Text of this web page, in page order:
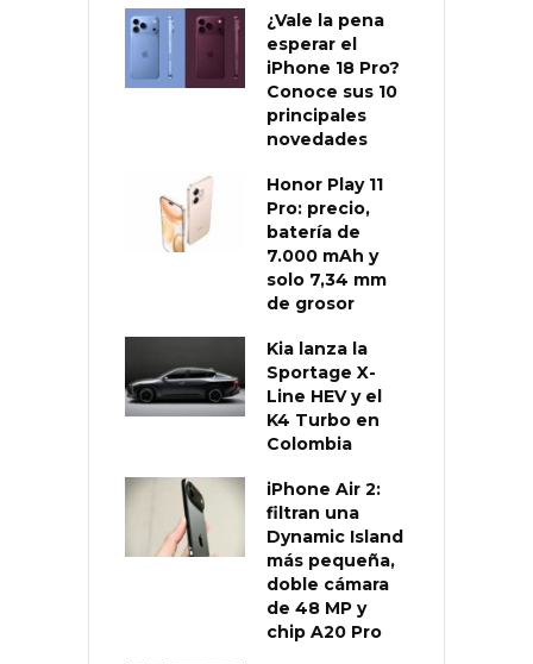
¿Vale la pena
esperar el
iPhone 18 Pro?
Conoce sus 10
principales
novedades
Honor Play 11
Pro: precio,
batería de
7.000 mAh y
solo 7,34 mm
de grosor
Kia lanza la
Sportage X-
Line HEV y el
K4 Turbo en
Colombia
iPhone Air 2:
filtran una
Dynamic Island
más pequeña,
doble cámara
de 48 MP y
chip A20 Pro